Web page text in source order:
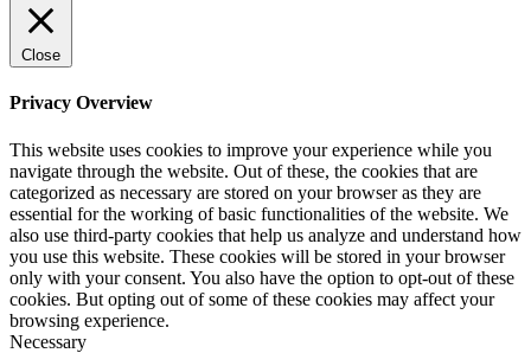
Close
Privacy Overview
This website uses cookies to improve your experience while you
navigate through the website. Out of these, the cookies that are
categorized as necessary are stored on your browser as they are
essential for the working of basic functionalities of the website. We
also use third-party cookies that help us analyze and understand how
you use this website. These cookies will be stored in your browser
only with your consent. You also have the option to opt-out of these
cookies. But opting out of some of these cookies may affect your
browsing experience.
Necessary